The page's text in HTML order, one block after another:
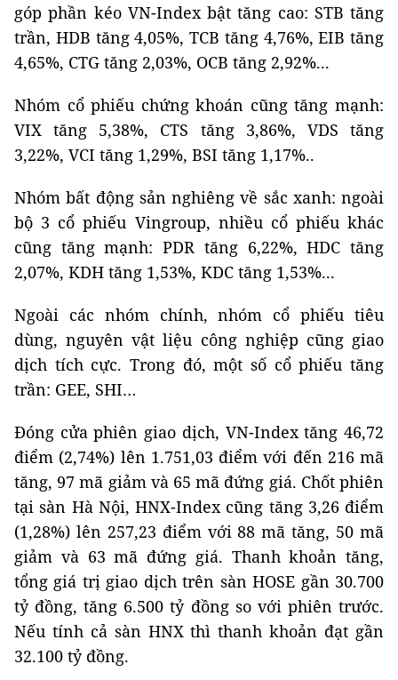
góp phần kéo VN-Index bật tăng cao: STB tăng
trần, HDB tăng 4,05%, TCB tăng 4,76%, EIB tăng
4,65%, CTG tăng 2,03%, OCB tăng 2,92%...
Nhóm cổ phiếu chứng khoán cũng tăng mạnh:
VIX tăng 5,38%, CTS tăng 3,86%, VDS tăng
3,22%, VCI tăng 1,29%, BSI tăng 1,17%..
Nhóm bất động sản nghiêng về sắc xanh: ngoài
bộ 3 cổ phiếu Vingroup, nhiều cổ phiếu khác
cũng tăng mạnh: PDR tăng 6,22%, HDC tăng
2,07%, KDH tăng 1,53%, KDC tăng 1,53%...
Ngoài các nhóm chính, nhóm cổ phiếu tiêu
dùng, nguyên vật liệu công nghiệp cũng giao
dịch tích cực. Trong đó, một số cổ phiếu tăng
trần: GEE, SHI…
Đóng cửa phiên giao dịch, VN-Index tăng 46,72
điểm (2,74%) lên 1.751,03 điểm với đến 216 mã
tăng, 97 mã giảm và 65 mã đứng giá. Chốt phiên
tại sàn Hà Nội, HNX-Index cũng tăng 3,26 điểm
(1,28%) lên 257,23 điểm với 88 mã tăng, 50 mã
giảm và 63 mã đứng giá. Thanh khoản tăng,
tổng giá trị giao dịch trên sàn HOSE gần 30.700
tỷ đồng, tăng 6.500 tỷ đồng so với phiên trước.
Nếu tính cả sàn HNX thì thanh khoản đạt gần
32.100 tỷ đồng.